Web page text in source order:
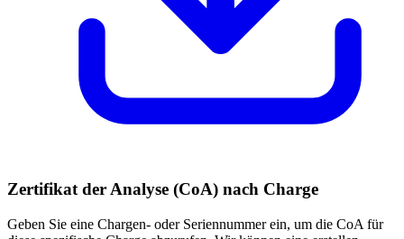
Zertifikat der Analyse (CoA) nach Charge
Geben Sie eine Chargen- oder Seriennummer ein, um die CoA für